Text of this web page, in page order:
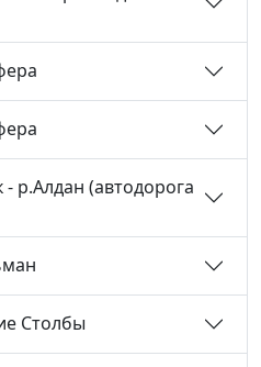
- р.Алдан (автодорога
Столбы